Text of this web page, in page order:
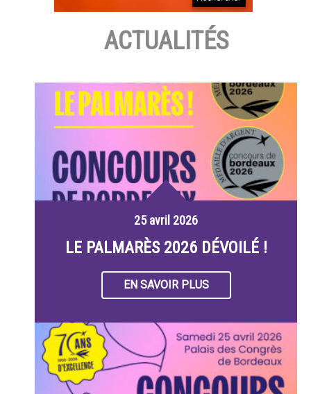
ACTUALITÉS
25 avril 2026
LE PALMARÈS 2026 DÉVOILÉ !
EN SAVOIR PLUS